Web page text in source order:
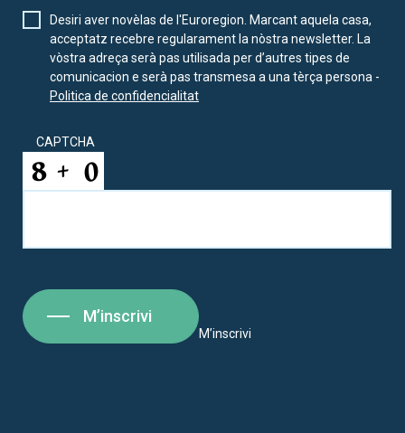
Desiri aver novèlas de l'Euroregion. Marcant aquela casa,
acceptatz recebre regularament la nòstra newsletter. La
vòstra adreça serà pas utilisada per d’autres tipes de
comunicacion e serà pas transmesa a una tèrça persona -
Politica de confidencialitat
CAPTCHA
M’inscrivi
M’inscrivi